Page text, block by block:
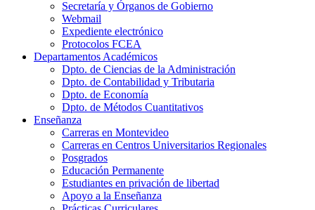
Secretaría y Órganos de Gobierno
Webmail
Expediente electrónico
Protocolos FCEA
Departamentos Académicos
Dpto. de Ciencias de la Administración
Dpto. de Contabilidad y Tributaria
Dpto. de Economía
Dpto. de Métodos Cuantitativos
Enseñanza
Carreras en Montevideo
Carreras en Centros Universitarios Regionales
Posgrados
Educación Permanente
Estudiantes en privación de libertad
Apoyo a la Enseñanza